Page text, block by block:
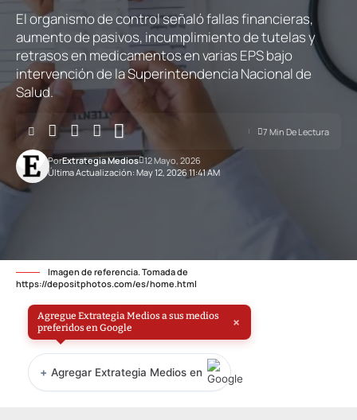
El organismo de control señaló fallas financieras,
aumento de pasivos, incumplimiento de tutelas y
retrasos en medicamentos en varias EPS bajo
intervención de la Superintendencia Nacional de
Salud.
Última Actualización: May 12, 2026 11:41 AM
PorExtrategia Medios 12 Mayo, 2026
7 Min De Lectura
Imagen de referencia. Tomada de
https://depositphotos.com/es/home.html
Agregue Extrategia Medios a sus medios
preferidos en Google
×
+ Agregar Extrategia Medios en